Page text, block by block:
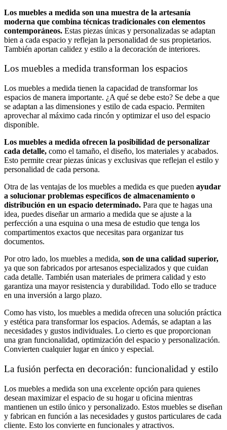
Los muebles a medida son una muestra de la artesanía
moderna que combina técnicas tradicionales con elementos
contemporáneos. Estas piezas únicas y personalizadas se adaptan
bien a cada espacio y reflejan la personalidad de sus propietarios.
También aportan calidez y estilo a la decoración de interiores.
Los muebles a medida transforman los espacios
Los muebles a medida tienen la capacidad de transformar los
espacios de manera importante. ¿A qué se debe esto? Se debe a que
se adaptan a las dimensiones y estilo de cada espacio. Permiten
aprovechar al máximo cada rincón y optimizar el uso del espacio
disponible.
Los muebles a medida ofrecen la posibilidad de personalizar
cada detalle, como el tamaño, el diseño, los materiales y acabados.
Esto permite crear piezas únicas y exclusivas que reflejan el estilo y
personalidad de cada persona.
Otra de las ventajas de los muebles a medida es que pueden ayudar
a solucionar problemas específicos de almacenamiento o
distribución en un espacio determinado. Para que te hagas una
idea, puedes diseñar un armario a medida que se ajuste a la
perfección a una esquina o una mesa de estudio que tenga los
compartimentos exactos que necesitas para organizar tus
documentos.
Por otro lado, los muebles a medida, son de una calidad superior,
ya que son fabricados por artesanos especializados y que cuidan
cada detalle. También usan materiales de primera calidad y esto
garantiza una mayor resistencia y durabilidad. Todo ello se traduce
en una inversión a largo plazo.
Como has visto, los muebles a medida ofrecen una solución práctica
y estética para transformar los espacios. Además, se adaptan a las
necesidades y gustos individuales. Lo cierto es que proporcionan
una gran funcionalidad, optimización del espacio y personalización.
Convierten cualquier lugar en único y especial.
La fusión perfecta en decoración: funcionalidad y estilo
Los muebles a medida son una excelente opción para quienes
desean maximizar el espacio de su hogar u oficina mientras
mantienen un estilo único y personalizado. Estos muebles se diseñan
y fabrican en función a las necesidades y gustos particulares de cada
cliente. Esto los convierte en funcionales y atractivos.